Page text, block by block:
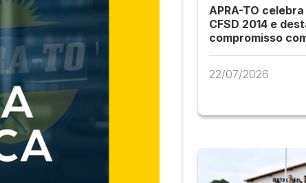
APRA-TO
CFSD 2014 e
compromisso
22/07/2026